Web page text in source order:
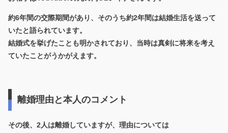
約6年間の交際期間があり、そのうち約2年間は結婚生活を送って
いたと語られています。
結婚式を挙げたことも明かされており、当時は真剣に将来を考え
ていたことがうかがえます。
離婚理由と本人のコメント
その後、2人は離婚していますが、理由については